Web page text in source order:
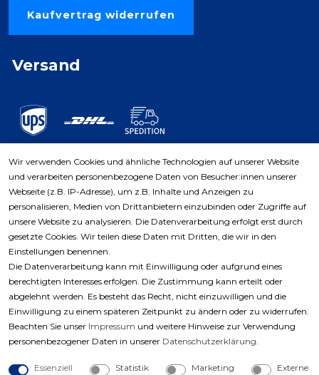
Kaufvertrag widerrufen
Versand
Zahlungsarten
Wir verwenden Cookies und ähnliche Technologien auf unserer Website
und verarbeiten personenbezogene Daten von Besucher:innen unserer
Webseite (z.B. IP-Adresse), um z.B. Inhalte und Anzeigen zu
personalisieren, Medien von Drittanbietern einzubinden oder Zugriffe auf
unsere Website zu analysieren. Die Datenverarbeitung erfolgt erst durch
gesetzte Cookies. Wir teilen diese Daten mit Dritten, die wir in den
Einstellungen benennen.
Die Datenverarbeitung kann mit Einwilligung oder aufgrund eines
berechtigten Interesses erfolgen. Die Zustimmung kann erteilt oder
abgelehnt werden. Es besteht das Recht, nicht einzuwilligen und die
Einwilligung zu einem späteren Zeitpunkt zu ändern oder zu widerrufen.
Beachten Sie unser Impressum und weitere Hinweise zur Verwendung
personenbezogener Daten in unserer Daten­schutz­erklärung.
Essenziell Statistik Marketing Externe